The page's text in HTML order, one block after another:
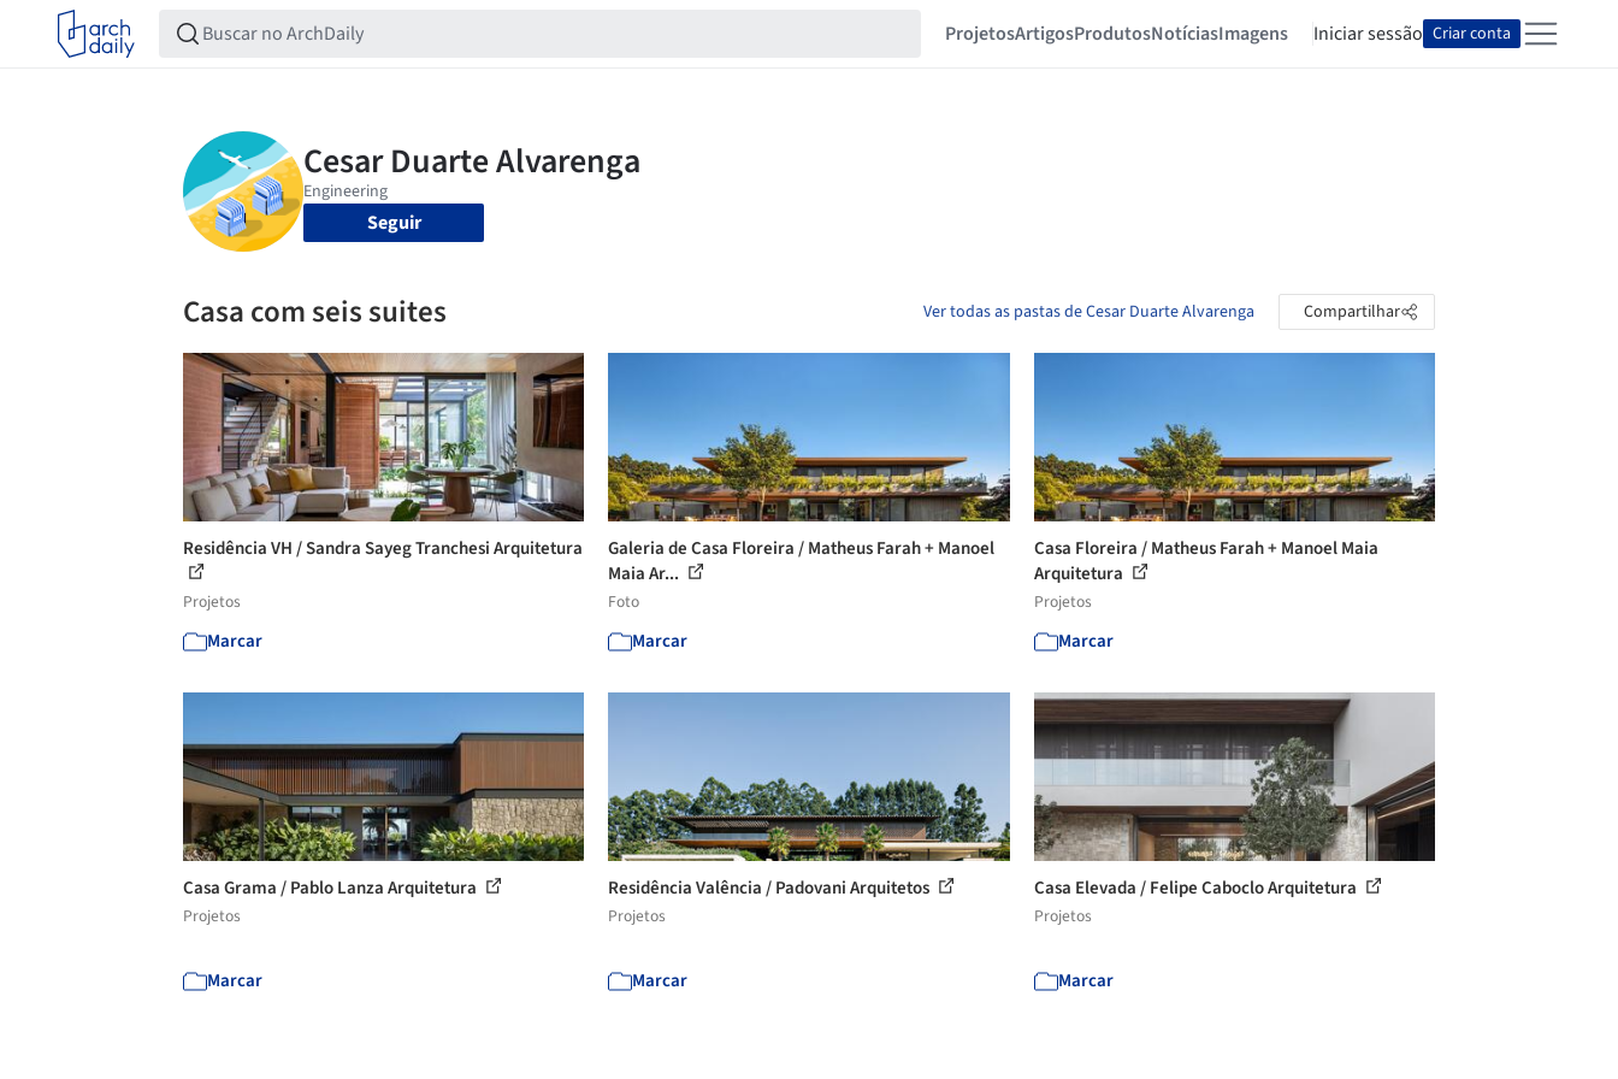
ProjetosArtigosProdutosNotíciasImagens Iniciar sessão Criar conta
Seguir
Casa com seis suites Ver todas as pastas de Cesar Duarte Alvarenga Compartilhar
Residência VH / Sandra Sayeg Tranchesi Arquitetura
Projetos
Marcar
Galeria de Casa Floreira / Matheus Farah + Manoel
Maia Ar...
Foto
Marcar
Casa Floreira / Matheus Farah + Manoel Maia
Arquitetura
Projetos
Marcar
Casa Grama / Pablo Lanza Arquitetura
Projetos
Marcar
Residência Valência / Padovani Arquitetos
Projetos
Marcar
Casa Elevada / Felipe Caboclo Arquitetura
Projetos
Marcar